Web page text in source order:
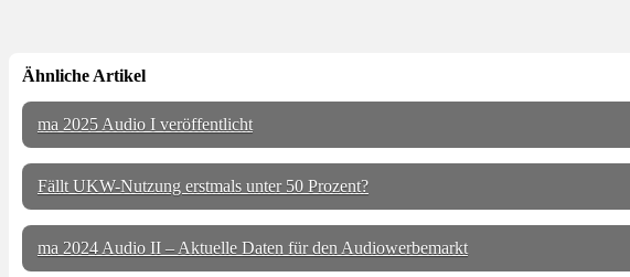
Ähnliche Artikel
ma 2025 Audio I veröffentlicht
Fällt UKW-Nutzung erstmals unter 50 Prozent?
ma 2024 Audio II – Aktuelle Daten für den Audiowerbemarkt